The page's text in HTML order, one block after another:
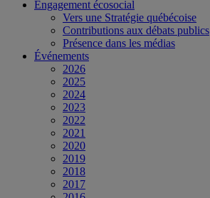
Engagement écosocial
Vers une Stratégie québécoise
Contributions aux débats publics
Présence dans les médias
Événements
2026
2025
2024
2023
2022
2021
2020
2019
2018
2017